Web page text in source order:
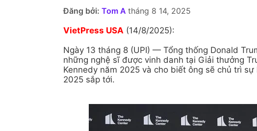
Đăng bởi: Tom A tháng 8 14, 2025
VietPress USA (14/8/2025):
Ngày 13 tháng 8 (UPI) — Tổng thống Donald
những nghệ sĩ được vinh danh tại Giải thưởng
Kennedy năm 2025 và cho biết ông sẽ chủ trì
2025 sắp tới.